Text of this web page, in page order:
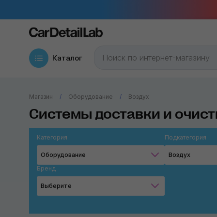
Каталог
Магазин Оборудование Воздух
Системы доставки и
Категория
Оборудование
Подкатегория
Воздух
Бренд
Выберите